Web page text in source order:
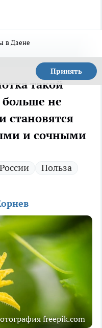
в Дзене
Принять
такой
не
становятся
и сочными
Польза
freepik.com